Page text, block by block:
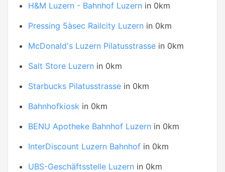
H&M Luzern - Bahnhof Luzern in 0km
Pressing 5àsec Railcity Luzern in 0km
McDonald's Luzern Pilatusstrasse in 0km
Salt Store Luzern in 0km
Starbucks Pilatusstrasse in 0km
Bahnhofkiosk in 0km
BENU Apotheke Bahnhof Luzern in 0km
InterDiscount Luzern Bahnhof in 0km
UBS-Geschäftsstelle Luzern in 0km